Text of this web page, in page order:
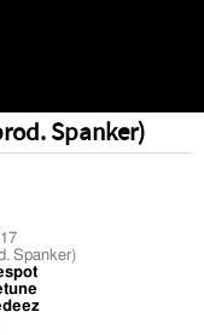
Spanker)
Spanker)